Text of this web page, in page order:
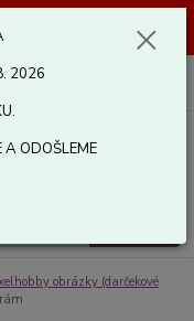
obrázky (darčekové
2026
A ODOŠLEME